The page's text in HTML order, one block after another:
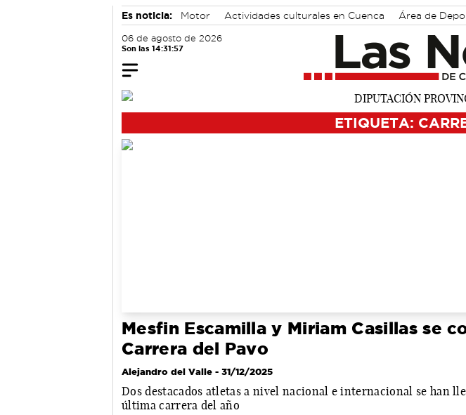
Es noticia: Motor Actividades culturales en Cuenca Área de
06 de agosto de 2026
Son las 14:31:57
ETIQUETA:
Mesfin Escamilla y Miriam Casillas se
Carrera del Pavo
Alejandro del Valle - 31/12/2025
Dos destacados atletas a nivel nacional e internacional se han
última carrera del año